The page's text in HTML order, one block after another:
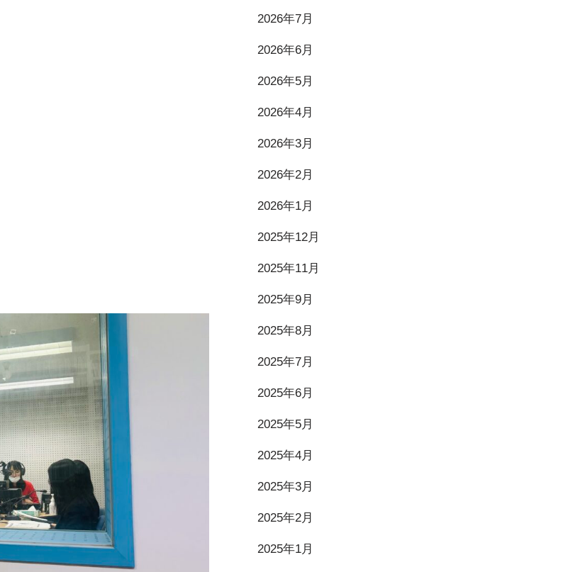
2026年7月
2026年6月
2026年5月
2026年4月
2026年3月
2026年2月
2026年1月
2025年12月
2025年11月
2025年9月
2025年8月
2025年7月
2025年6月
2025年5月
2025年4月
2025年3月
2025年2月
2025年1月